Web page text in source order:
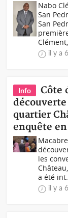
Nabo
San
San
il y a
Info
Côte
quartier
enquête
les
a été
il y a